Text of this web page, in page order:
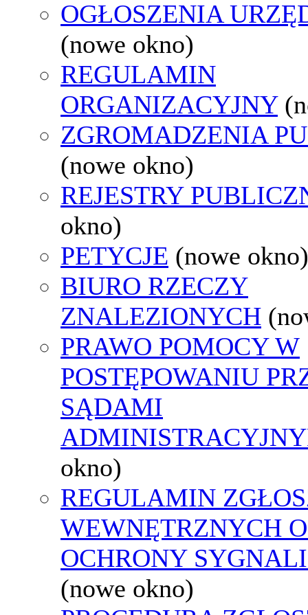
OGŁOSZENIA
(nowe okno)
REGULAMIN
ORGANIZACYJNY
ZGROMADZENIA
(nowe okno)
REJESTRY
okno)
PETYCJE (nowe okno)
BIURO RZECZY
ZNALEZIONYCH
PRAWO POMOCY W
POSTĘPOWANIU
SĄDAMI
okno)
REGULAMIN
WEWNĘTRZNYCH
OCHRONY
(nowe okno)